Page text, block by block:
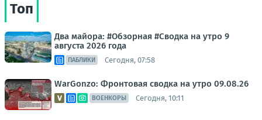
Топ
Два майора: #Обзорная #Сводка на утро 9
августа 2026 года
ПАБЛИКИ Сегодня, 07:58
WarGonzo: Фронтовая сводка на утро 09.08.26
ВОЕНКОРЫ Сегодня, 10:11